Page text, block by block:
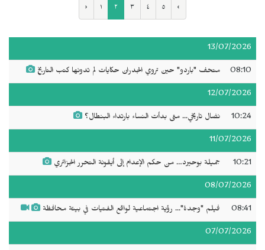
‹ ١ ٢ ٣ ٤ ٥ ›
13/07/2026
08:10 متحف "باردو" حين تروي الجدران حكايات لم تدونها كتب التاريخ
12/07/2026
10:24 نضال تاريخي... متى بدأت النساء بارتداء البنطال؟
11/07/2026
10:21 جميلة بوحيرد… من حكم الإعدام إلى أيقونة التحرر الجزائري
08/07/2026
08:41 فيلم "وجدة"... رؤية اجتماعية لواقع الفتيات في بيئة محافظة
07/07/2026